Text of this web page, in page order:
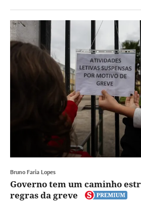
Bruno Faria Lopes
Governo tem um caminho
regras da greve